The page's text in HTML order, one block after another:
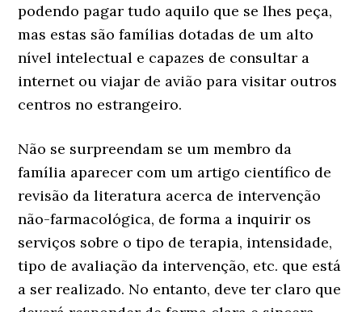
podendo pagar tudo aquilo que se lhes peça,
mas estas são famílias dotadas de um alto
nível intelectual e capazes de consultar a
internet ou viajar de avião para visitar outros
centros no estrangeiro.
Não se surpreendam se um membro da
família aparecer com um artigo científico de
revisão da literatura acerca de intervenção
não-farmacológica, de forma a inquirir os
serviços sobre o tipo de terapia, intensidade,
tipo de avaliação da intervenção, etc. que está
a ser realizado. No entanto, deve ter claro que